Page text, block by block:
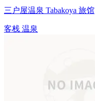
三户屋温泉 Tabakoya 旅馆
客栈 温泉